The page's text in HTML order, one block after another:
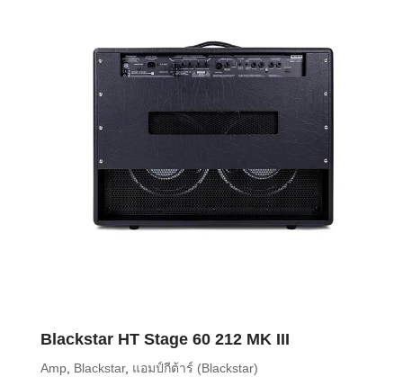
Blackstar HT Stage 60 212 MK III
Amp, Blackstar, แอมป์กีต้าร์ (Blackstar)